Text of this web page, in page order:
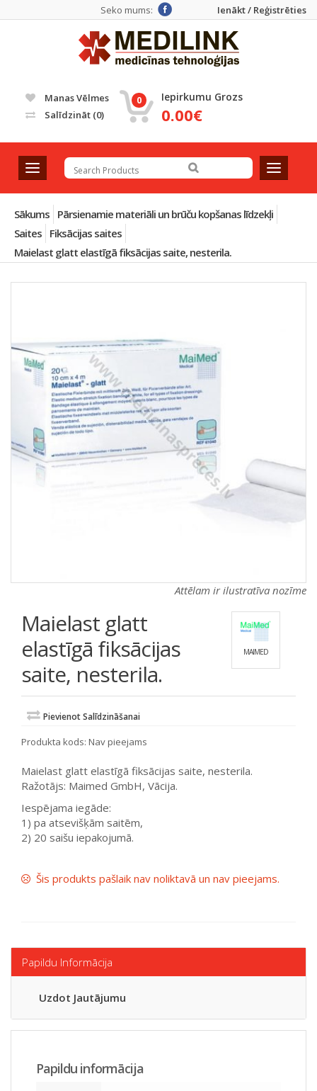
Ienākt / Reģistrēties
Seko mums:
Manas Vēlmes
Salīdzināt (0)
0 Iepirkumu Grozs
0.00€
T
o
g
g
e
n
v
t
i
o
T
o
g
v
Sākums Pārsienamie materiāli un brūču kopšanas līdzekļi
Saites Fiksācijas saites
Maielast glatt elastīgā fiksācijas saite, nesterila.
Attēlam ir ilustratīva nozīme
Maielast glatt
elastīgā fiksācijas
saite, nesterila.
MAIMED
Pievienot Salīdzināšanai
Produkta kods: Nav pieejams
Maielast glatt elastīgā fiksācijas saite, nesterila.
Ražotājs: Maimed GmbH, Vācija.
Iespējama iegāde:
1) pa atsevišķām saitēm,
2) 20 saišu iepakojumā.
Šis produkts pašlaik nav noliktavā un nav pieejams.
Papildu Informācija
Uzdot Jautājumu
Papildu informācija